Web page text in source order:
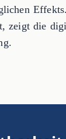
zeigt die